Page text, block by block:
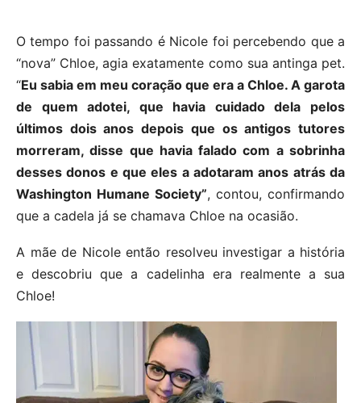
O tempo foi passando é Nicole foi percebendo que a
“nova” Chloe, agia exatamente como sua antinga pet.
“Eu sabia em meu coração que era a Chloe. A garota
de quem adotei, que havia cuidado dela pelos
últimos dois anos depois que os antigos tutores
morreram, disse que havia falado com a sobrinha
desses donos e que eles a adotaram anos atrás da
Washington Humane Society”, contou, confirmando
que a cadela já se chamava Chloe na ocasião.
A mãe de Nicole então resolveu investigar a história
e descobriu que a cadelinha era realmente a sua
Chloe!